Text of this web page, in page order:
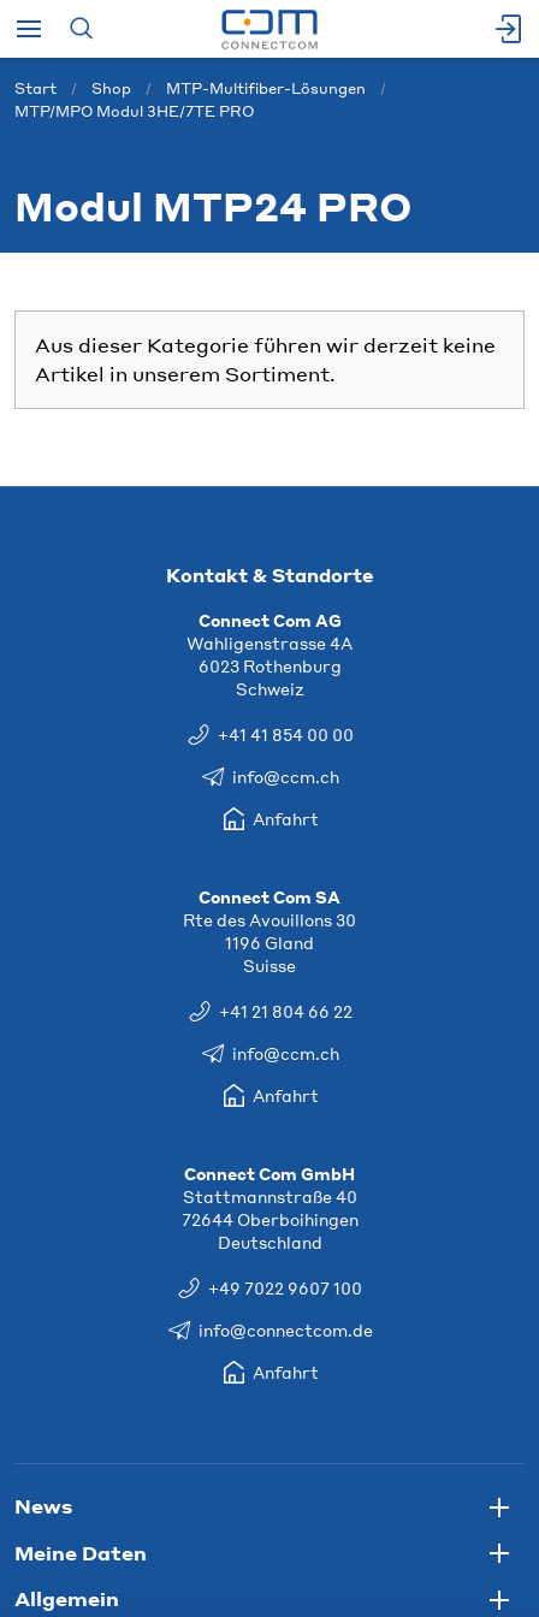
Start Shop
MTP-Multifiber-Lösungen
MTP/MPO Modul 3HE/7TE PRO
Modul MTP24 PRO
Aus dieser Kategorie führen wir derzeit keine
Artikel in unserem Sortiment.
Kontakt & Standorte
Connect Com AG
Wahligenstrasse 4A
6023 Rothenburg
Schweiz
+41 41 854 00 00
info@ccm.ch
Anfahrt
Connect Com SA
Rte des Avouillons 30
1196 Gland
Suisse
+41 21 804 66 22
info@ccm.ch
Anfahrt
Connect Com GmbH
Stattmannstraße 40
72644 Oberboihingen
Deutschland
+49 7022 9607 100
info@connectcom.de
Anfahrt
News
Meine Daten
Allgemein